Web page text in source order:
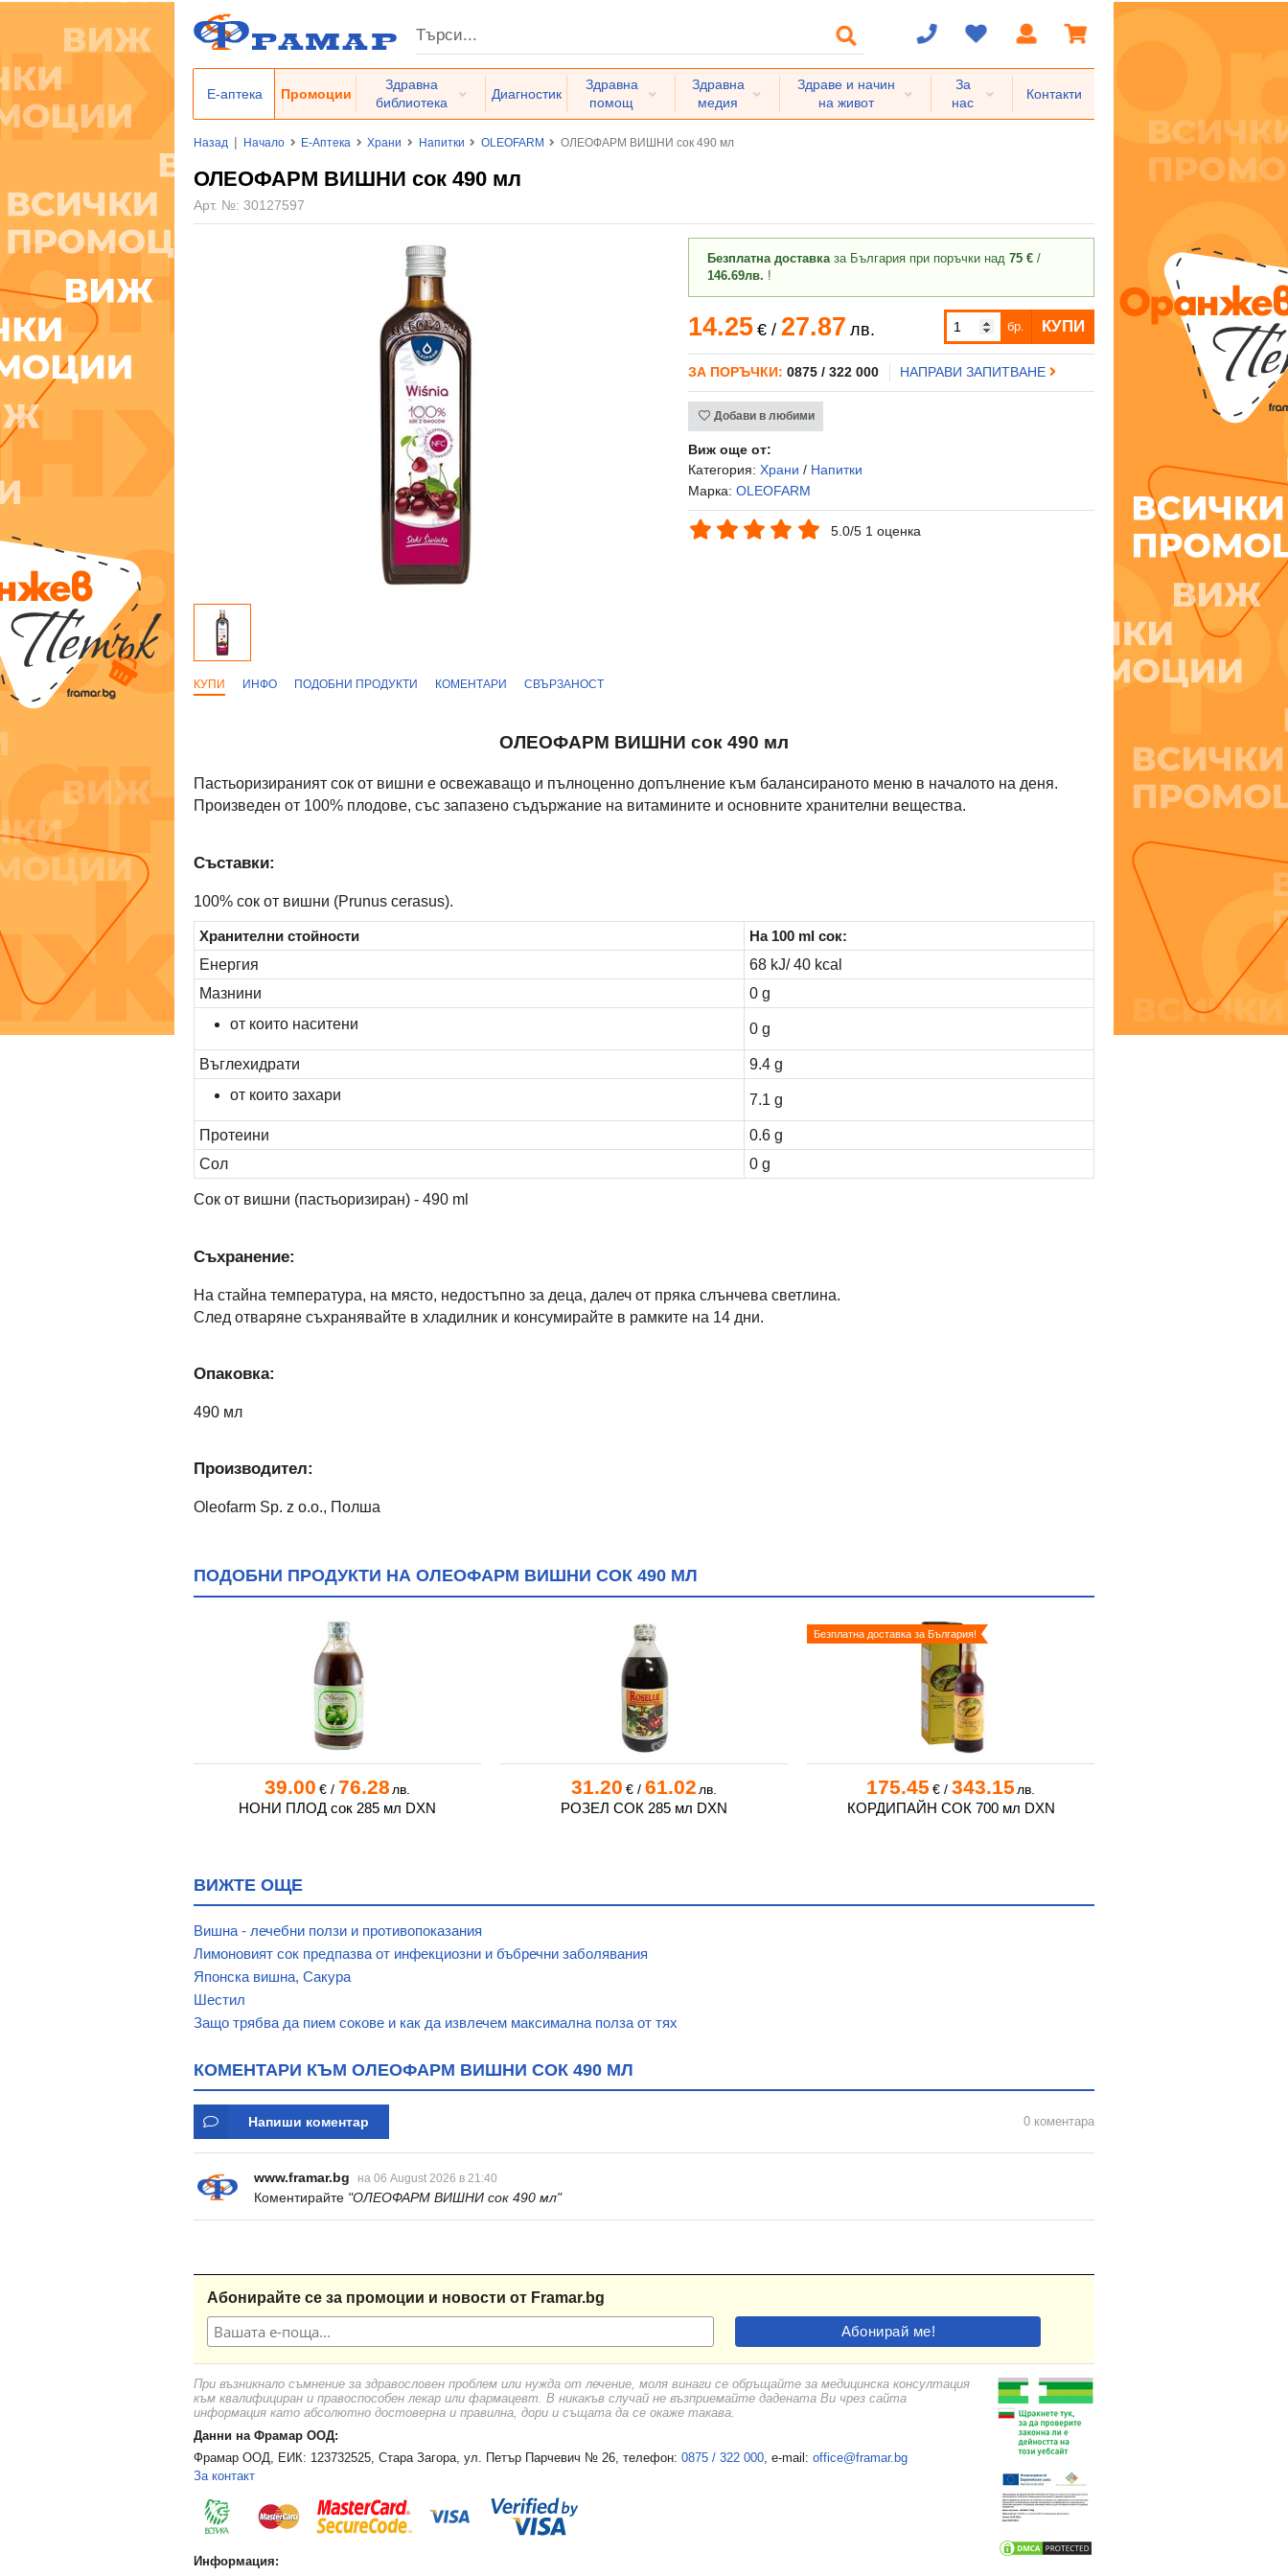
Е-аптека Промоции
Здравна
библиотека
Диагностик
Здравна
помощ
Здравна
медия
Здраве и начин
на живот
За
нас
Контакти
Назад | Начало Е-Аптека Храни Напитки OLEOFARM ОЛЕОФАРМ ВИШНИ сок 490 мл
ОЛЕОФАРМ ВИШНИ сок 490 мл
Арт. №: 30127597
Безплатна доставказа България при поръчки над 75 € /
146.69лв. !
14.25 €/ 27.87 лв. бр. КУПИ
ЗА ПОРЪЧКИ: 0875 / 322 000 НАПРАВИ ЗАПИТВАНЕ
Добави в любими
Виж още от:
Категория:Храни / Напитки
Марка:OLEOFARM
5.0/5 1 оценка
КУПИ ИНФО ПОДОБНИ ПРОДУКТИ КОМЕНТАРИ СВЪРЗАНОСТ
ОЛЕОФАРМ ВИШНИ сок 490 мл
Пастьоризираният сок от вишни е освежаващо и пълноценно допълнение към балансираното меню в началото на деня.
Произведен от 100% плодове, със запазено съдържание на витамините и основните хранителни вещества.
Съставки:
100% сок от вишни (Prunus cerasus).
Хранителни стойности
На 100 ml сок:
Енергия
68 kJ/ 40 kcal
Мазнини
0 g
от които наситени
0 g
Въглехидрати
9.4 g
от които захари
7.1 g
Протеини
0.6 g
Сол
0 g
Сок от вишни (пастьоризиран) - 490 ml
Съхранение:
На стайна температура, на място, недостъпно за деца, далеч от пряка слънчева светлина.
След отваряне съхранявайте в хладилник и консумирайте в рамките на 14 дни.
Опаковка:
490 мл
Производител:
Oleofarm Sp. z o.o., Полша
ПОДОБНИ ПРОДУКТИ НА ОЛЕОФАРМ ВИШНИ СОК 490 МЛ
39.00 €/ 76.28 лв.
НОНИ ПЛОД сок 285 мл DXN
31.20 €/ 61.02 лв.
РОЗЕЛ СОК 285 мл DXN
175.45 €/ 343.15 лв.
КОРДИПАЙН СОК 700 мл DXN
Безплатна доставка за България!
ВИЖТЕ ОЩЕ
Вишна - лечебни ползи и противопоказания
Лимоновият сок предпазва от инфекциозни и бъбречни заболявания
Японска вишна, Сакура
Шестил
Защо трябва да пием сокове и как да извлечем максимална полза от тях
КОМЕНТАРИ КЪМ ОЛЕОФАРМ ВИШНИ СОК 490 МЛ
Напиши коментар 0 коментара
www.framar.bg на 06 August 2026 в 21:40
Коментирайте "ОЛЕОФАРМ ВИШНИ сок 490 мл"
Абонирайте се за промоции и новости от Framar.bg
При възникнало съмнение за здравословен проблем или нужда от лечение, моля винаги се обръщайте за медицинска консултация
към квалифициран и правоспособен лекар или фармацевт. В никакъв случай не възприемайте дадената Ви чрез сайта
информация като абсолютно достоверна и правилна, дори и същата да се окаже такава.
Данни на Фрамар ООД:
Фрамар ООД, ЕИК: 123732525, Стара Загора, ул. Петър Парчевич № 26, телефон: 0875 / 322 000 , e-mail: office@framar.bg
За контакт
Информация: